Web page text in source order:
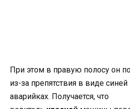
При этом в правую полосу он
из-за препятствия в виде
аварийках. Получается, что